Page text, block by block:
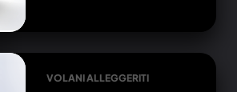
VOLANI ALLEGGERITI